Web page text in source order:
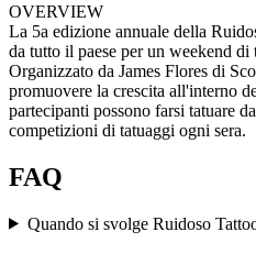
OVERVIEW
La 5a edizione annuale della
da tutto il paese per un weekend
Organizzato da James Flores di
promuovere la crescita all'interno
partecipanti possono farsi tatuare
competizioni di tatuaggi ogni sera.
FAQ
Quando si svolge Ruidoso